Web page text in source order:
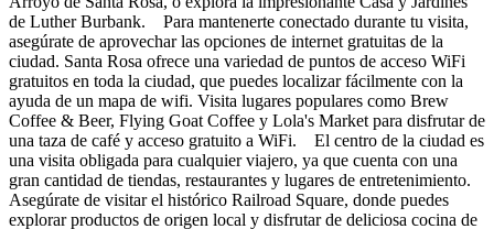
de Luther Burbank. Para mantenerte conectado durante tu visita,
asegúrate de aprovechar las opciones de internet gratuitas de la
ciudad. Santa Rosa ofrece una variedad de puntos de acceso WiFi
gratuitos en toda la ciudad, que puedes localizar fácilmente con la
ayuda de un mapa de wifi. Visita lugares populares como Brew
Coffee & Beer, Flying Goat Coffee y Lola's Market para disfrutar de
una taza de café y acceso gratuito a WiFi. El centro de la ciudad es
una visita obligada para cualquier viajero, ya que cuenta con una
gran cantidad de tiendas, restaurantes y lugares de entretenimiento.
Asegúrate de visitar el histórico Railroad Square, donde puedes
explorar productos de origen local y disfrutar de deliciosa cocina de